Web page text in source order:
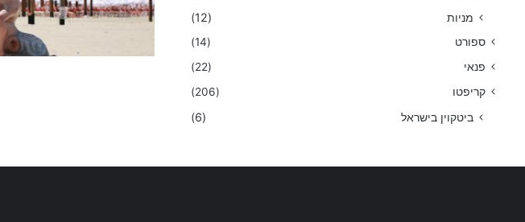
מניות (12)
ספורט
(14)
פנאי
(22)
קריפטו
(206)
ביטקוין בישראל (6)